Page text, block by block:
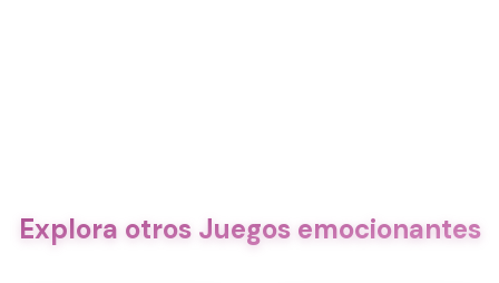
Explora otros Juegos emocionantes